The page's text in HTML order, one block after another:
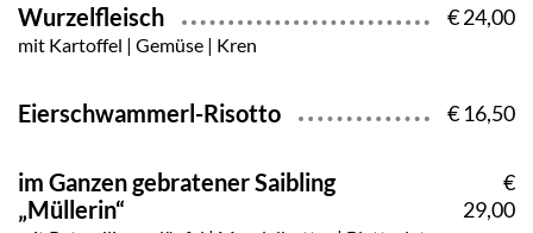
Wurzelfleisch € 24,00
mit Kartoffel | Gemüse | Kren
Eierschwammerl-Risotto € 16,50
im Ganzen gebratener Saibling
„Müllerin“
€
29,00